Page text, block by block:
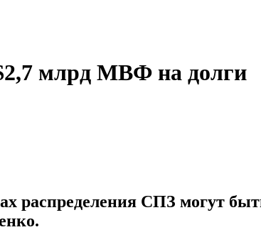
млрд МВФ на долги
распределения СПЗ могут